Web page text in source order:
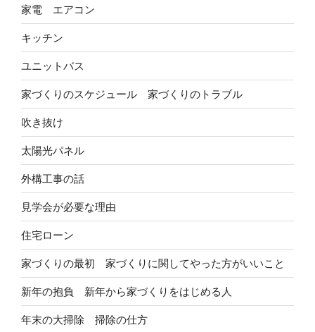
家電 エアコン
キッチン
ユニットバス
家づくりのスケジュール 家づくりのトラブル
吹き抜け
太陽光パネル
外構工事の話
見学会が必要な理由
住宅ローン
家づくりの最初 家づくりに関してやった方がいいこと
新年の抱負 新年から家づくりをはじめる人
年末の大掃除 掃除の仕方